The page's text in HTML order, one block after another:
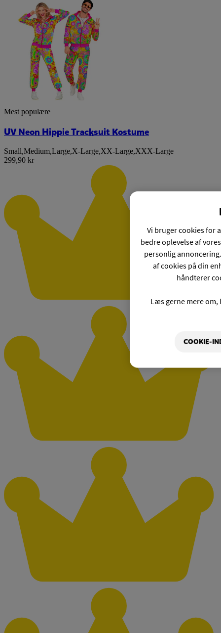
Mest populære
UV Neon Hippie Tracksuit Kostume
Small,Medium,Large,X-Large,XX-Large,XXX-Large
299,90 kr
Vi bruger cookies for
bedre oplevelse af
personlig
af cookies på din
håndterer
Læs gerne mere
COOKIE-